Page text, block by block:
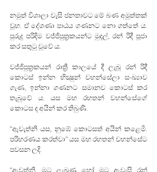
නමුත් විශාලා වැසි ජනතාවට මේ බණ අමුත්තක්
වූහ. ඒ දේශණා පාඨය ගණනට නො ගත්තේ ය.
පුරුදු පරිදිම වජ්ජිපුත්‍රකයන්ට මුදල්, රන් රිදී පූජා
කර සතුටු වූවේ ය.
වජ්ජිපුත්‍රකයන් රාත්‍රී කාලයේ දී ලැබූ රන් රිදී
කොටස් ඉන්න භික්‍ෂුන් වහන්සේලා සංඛ්‍යාව
ගැණ, ඉන්නා ගණනට සමානව කොටස් කර
තැබුවේ ය. යස මහ රහතන් වහන්සේගේ
කොටස ද අයින් කර තිබුණි.
“ඇවැත්නි යස, නුඹේ කොටසත් අයින් කළෙමි.
පරිහරණය කරත්වා” යස මහ රහතන් වහන්සේට
පවසන ලදි.
“ඇවත්නි, මට ලැබුණු හෝ මට ඇවැසි රන්